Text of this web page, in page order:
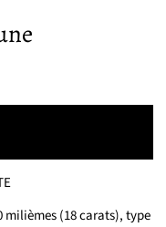
(18 carats), type